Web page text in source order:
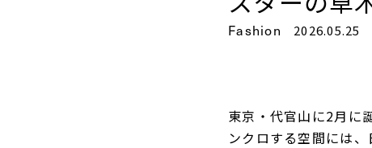
Fashion 2026.05.25
東京・代官山に2月に
ンクロする空間には